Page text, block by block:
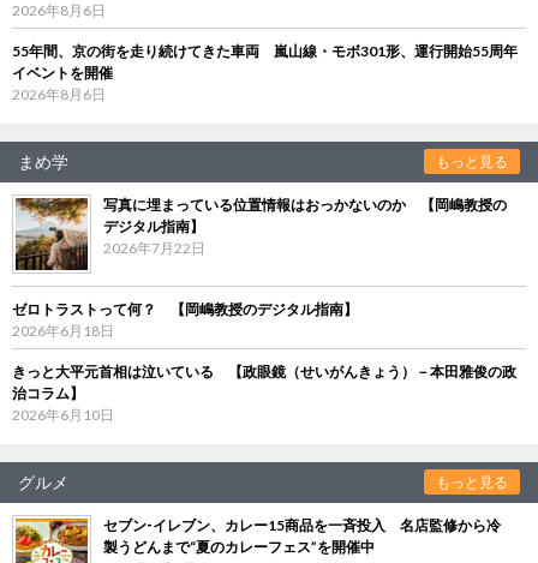
2026年8月6日
55年間、京の街を走り続けてきた車両 嵐山線・モボ301形、運行開始55周年
イベントを開催
2026年8月6日
まめ学 もっと見る
写真に埋まっている位置情報はおっかないのか 【岡嶋教授の
デジタル指南】
2026年7月22日
ゼロトラストって何？ 【岡嶋教授のデジタル指南】
2026年6月18日
きっと大平元首相は泣いている 【政眼鏡（せいがんきょう）－本田雅俊の政
治コラム】
2026年6月10日
グルメ もっと見る
セブン‐イレブン、カレー15商品を一斉投入 名店監修から冷
製うどんまで“夏のカレーフェス”を開催中